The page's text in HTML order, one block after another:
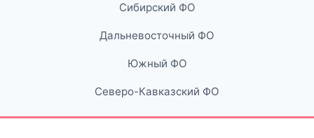
Сибирский ФО
Дальневосточный ФО
Южный ФО
Северо-Кавказский ФО